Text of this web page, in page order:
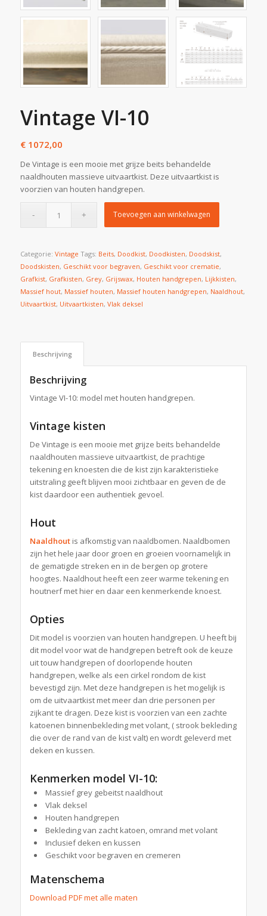
Vintage VI-10
€1072,00
De Vintage is een mooie met grijze beits behandelde
naaldhouten massieve uitvaartkist. Deze uitvaartkist is
voorzien van houten handgrepen.
Toevoegen aan winkelwagen
Categorie: Vintage Tags: Beits, Doodkist, Doodkisten, Doodskist,
Doodskisten, Geschikt voor begraven, Geschikt voor crematie,
Grafkist, Grafkisten, Grey, Grijswax, Houten handgrepen, Lijkkisten,
Massief hout, Massief houten, Massief houten handgrepen, Naaldhout,
Uitvaartkist, Uitvaartkisten, Vlak deksel
Beschrijving
Beschrijving
Vintage VI-10: model met houten handgrepen.
Vintage kisten
De Vintage is een mooie met grijze beits behandelde
naaldhouten massieve uitvaartkist, de prachtige
tekening en knoesten die de kist zijn karakteristieke
uitstraling geeft blijven mooi zichtbaar en geven de de
kist daardoor een authentiek gevoel.
Hout
Naaldhout is afkomstig van naaldbomen. Naaldbomen
zijn het hele jaar door groen en groeien voornamelijk in
de gematigde streken en in de bergen op grotere
hoogtes. Naaldhout heeft een zeer warme tekening en
houtnerf met hier en daar een kenmerkende knoest.
Opties
Dit model is voorzien van houten handgrepen. U heeft bij
dit model voor wat de handgrepen betreft ook de keuze
uit touw handgrepen of doorlopende houten
handgrepen, welke als een cirkel rondom de kist
bevestigd zijn. Met deze handgrepen is het mogelijk is
om de uitvaartkist met meer dan drie personen per
zijkant te dragen. Deze kist is voorzien van een zachte
katoenen binnenbekleding met volant, ( strook bekleding
die over de rand van de kist valt) en wordt geleverd met
deken en kussen.
Kenmerken model VI-10:
Massief grey gebeitst naaldhout
Vlak deksel
Houten handgrepen
Bekleding van zacht katoen, omrand met volant
Inclusief deken en kussen
Geschikt voor begraven en cremeren
Matenschema
Download PDF met alle maten